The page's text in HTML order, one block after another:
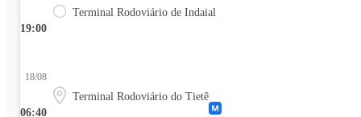
19:00
Terminal Rodoviário de Indaial
06:40
18/08
Terminal Rodoviário do Tietê